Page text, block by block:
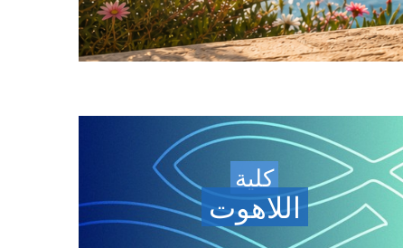
كلية
اللاهوت